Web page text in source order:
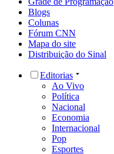
Blogs
Colunas
Fórum CNN
Mapa do site
Distribuição do Sinal
Editorias
Ao Vivo
Política
Nacional
Economia
Internacional
Pop
Esportes